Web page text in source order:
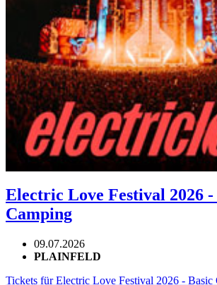
Electric Love Festival 2026 -
Camping
09.07.2026
PLAINFELD
Tickets für Electric Love Festival 2026 - Basic